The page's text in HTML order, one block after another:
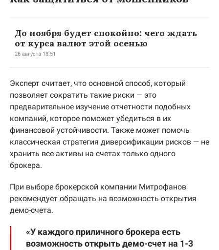
До ноября будет спокойно: чего ждать
от курса валют этой осенью
26 августа 18:51
Эксперт считает, что основной способ, который
позволяет сократить такие риски — это
предварительное изучение отчетности подобных
компаний, которое поможет убедиться в их
финансовой устойчивости. Также может помочь
классическая стратегия диверсификации рисков — не
хранить все активы на счетах только одного
брокера.
При выборе брокерской компании Митрофанов
рекомендует обращать на возможность открытия
демо-счета.
«У каждого приличного брокера есть
возможность открыть демо-счет на 1-3